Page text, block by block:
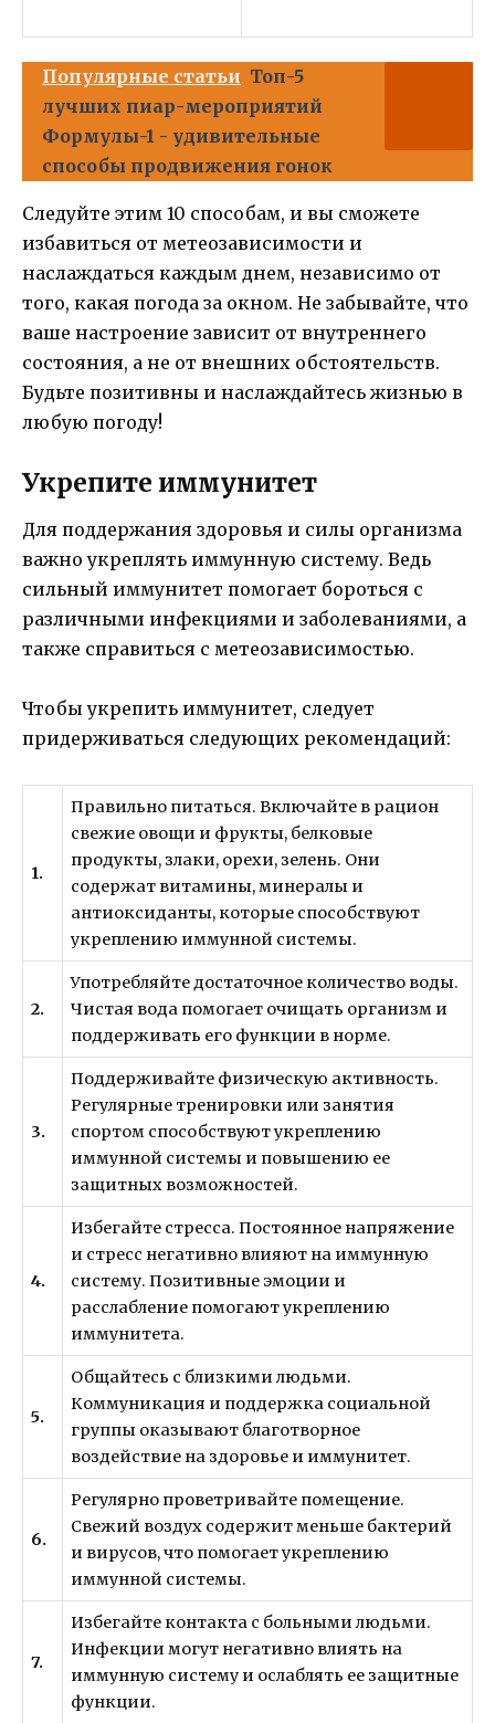
Популярные статьи Топ-5
лучших пиар-мероприятий
Формулы-1 - удивительные
способы продвижения гонок
Следуйте этим 10 способам, и вы сможете
избавиться от метеозависимости и
наслаждаться каждым днем, независимо от
того, какая погода за окном. Не забывайте, что
ваше настроение зависит от внутреннего
состояния, а не от внешних обстоятельств.
Будьте позитивны и наслаждайтесь жизнью в
любую погоду!
Укрепите иммунитет
Для поддержания здоровья и силы организма
важно укреплять иммунную систему. Ведь
сильный иммунитет помогает бороться с
различными инфекциями и заболеваниями, а
также справиться с метеозависимостью.
Чтобы укрепить иммунитет, следует
придерживаться следующих рекомендаций:
1.
Правильно питаться. Включайте в рацион
свежие овощи и фрукты, белковые
продукты, злаки, орехи, зелень. Они
содержат витамины, минералы и
антиоксиданты, которые способствуют
укреплению иммунной системы.
2.
Употребляйте достаточное количество воды.
Чистая вода помогает очищать организм и
поддерживать его функции в норме.
3.
Поддерживайте физическую активность.
Регулярные тренировки или занятия
спортом способствуют укреплению
иммунной системы и повышению ее
защитных возможностей.
4.
Избегайте стресса. Постоянное напряжение
и стресс негативно влияют на иммунную
систему. Позитивные эмоции и
расслабление помогают укреплению
иммунитета.
5.
Общайтесь с близкими людьми.
Коммуникация и поддержка социальной
группы оказывают благотворное
воздействие на здоровье и иммунитет.
6.
Регулярно проветривайте помещение.
Свежий воздух содержит меньше бактерий
и вирусов, что помогает укреплению
иммунной системы.
7.
Избегайте контакта с больными людьми.
Инфекции могут негативно влиять на
иммунную систему и ослаблять ее защитные
функции.